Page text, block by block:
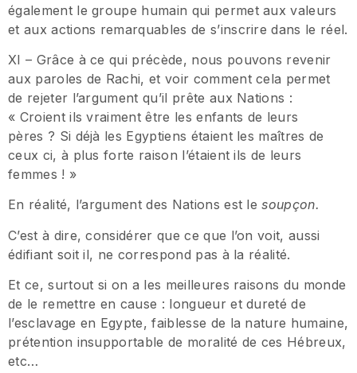
également le groupe humain qui permet aux valeurs
et aux actions remarquables de s’inscrire dans le réel.
XI – Grâce à ce qui précède, nous pouvons revenir
aux paroles de Rachi, et voir comment cela permet
de rejeter l’argument qu’il prête aux Nations :
« Croient ils vraiment être les enfants de leurs
pères ? Si déjà les Egyptiens étaient les maîtres de
ceux ci, à plus forte raison l’étaient ils de leurs
femmes ! »
En réalité, l’argument des Nations est lesoupçon.
C’est à dire, considérer que ce que l’on voit, aussi
édifiant soit il, ne correspond pas à la réalité.
Et ce, surtout si on a les meilleures raisons du monde
de le remettre en cause : longueur et dureté de
l’esclavage en Egypte, faiblesse de la nature humaine,
prétention insupportable de moralité de ces Hébreux,
etc…